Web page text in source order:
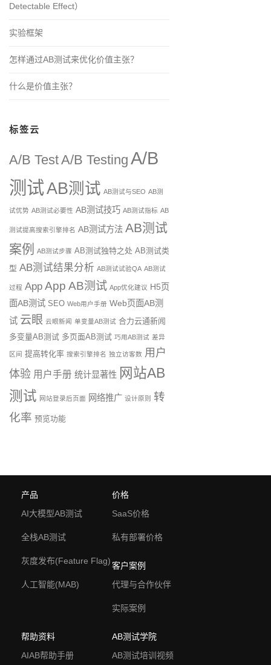
Detectable Effect）
实验框架
怎样通过AB测试来优化价值主张？
什么是价值主张？
标签云
A/B TestA/B Testing A/B
测试AB测试 AB测试与SEO AB测
试优势 AB测试必要性 AB测试技巧 AB测试指标 AB
测试提高搜索引擎排名 AB测试方法 AB测试
案例
AB测试步骤 AB测试独特之处 AB测试类
型 AB测试结果分析 AB测试试验QA AB测试
过程 App App AB测试 App优化建议 H5页
面AB测试 SEO Web用户手册 Web页面AB测
试 云眼 云眼新闻 单变量AB测试 合力云通新闻
多变量AB测试 多页面AB测试 巧用AB测试 差异
区间 提高转化率 搜索引擎排名 独立访客数 用户
体验 用户手册 统计显著性 网站AB
测试 网站登录后页面 网络推广 设计原则
转
化率 预览功能
产品
AI大模型AB测试
全栈AB测试
灰度发布(Feature Flag)
人工智能(MAB)
价格
SaaS价格
私有部署价格
客户案例
代理与合作伙伴
实际案例
帮助资料
AIAB帮助手册
AB测试学院
AB测试培训视频